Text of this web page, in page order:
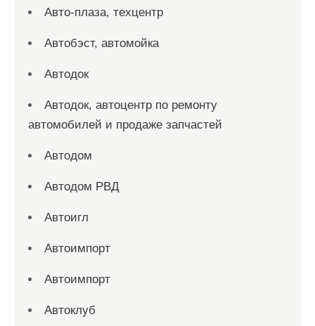
Авто-плаза, техцентр
Автобэст, автомойка
Автодок
Автодок, автоцентр по ремонту
автомобилей и продаже запчастей
Автодом
Автодом РВД
Автоигл
Автоимпорт
Автоимпорт
Автоклуб